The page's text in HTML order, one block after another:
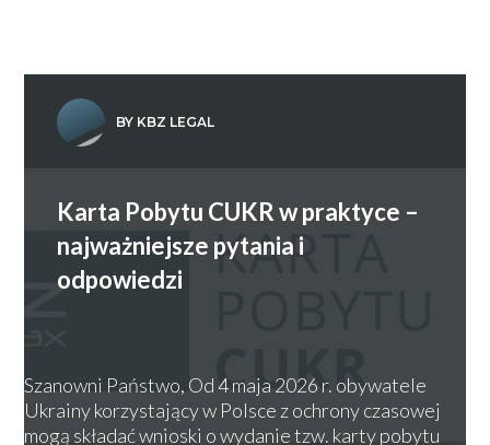
BY KBZ LEGAL
Karta Pobytu CUKR w praktyce –
najważniejsze pytania i
odpowiedzi
Szanowni Państwo, Od 4 maja 2026 r. obywatele
Ukrainy korzystający w Polsce z ochrony czasowej
mogą składać wnioski o wydanie tzw. karty pobytu